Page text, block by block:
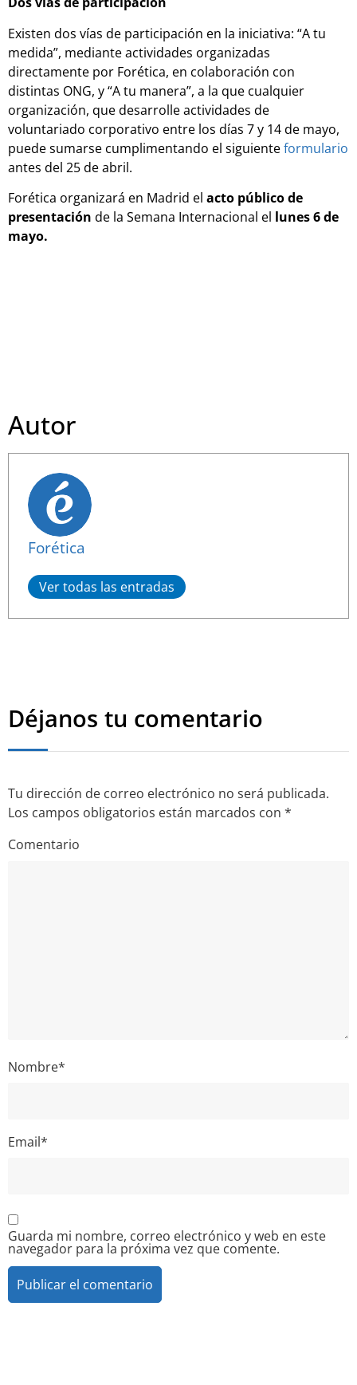
Existen dos vías de participación en la iniciativa: “A tu
medida”, mediante actividades organizadas
directamente por Forética, en colaboración con
distintas ONG, y “A tu manera”, a la que cualquier
organización, que desarrolle actividades de
voluntariado corporativo entre los días 7 y 14 de mayo,
puede sumarse cumplimentando el siguienteformulario
antes del 25 de abril.
Forética organizará en Madrid el acto público de
presentación de la Semana Internacional el lunes 6 de
mayo.
Autor
Forética
Ver todas las entradas
Déjanos tu comentario
Tu dirección de correo electrónico no será publicada.
Los campos obligatorios están marcados con *
Comentario
Nombre*
Email*
Guarda mi nombre, correo electrónico y web en este
navegador para la próxima vez que comente.